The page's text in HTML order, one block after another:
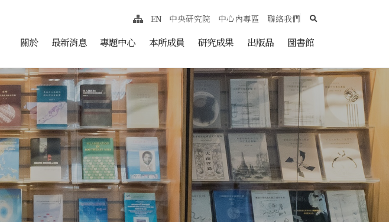
跳至中央區塊/Main Content
關於 最新消息 專題中心 本所成員 研究成果 出版品 圖書館
網站導覽
EN 中央研究院 中心內專區 聯絡我們 search